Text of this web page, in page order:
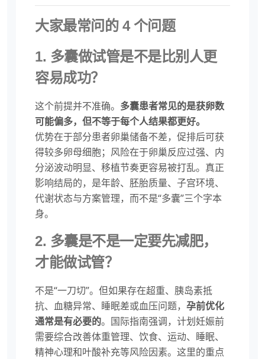
大家最常问的 4 个问题
1. 多囊做试管是不是比别人更
容易成功？
这个前提并不准确。 多囊患者常见的是获卵数
可能偏多，但不等于每个人结果都更好。
优势在于部分患者卵巢储备不差，促排后可获
得较多卵母细胞；风险在于卵巢反应过强、内
分泌波动明显、移植节奏更容易被打乱。真正
影响结局的，是年龄、胚胎质量、子宫环境、
代谢状态与方案管理，而不是“多囊”三个字本
身。
2. 多囊是不是一定要先减肥，
才能做试管？
不是“一刀切”。但如果存在超重、胰岛素抵
抗、血糖异常、睡眠差或血压问题， 孕前优化
通常是有必要的。国际指南强调，计划妊娠前
需要综合改善体重管理、饮食、运动、睡眠、
精神心理和叶酸补充等风险因素。这里的重点